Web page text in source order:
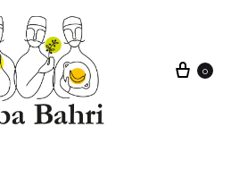
Cart
0